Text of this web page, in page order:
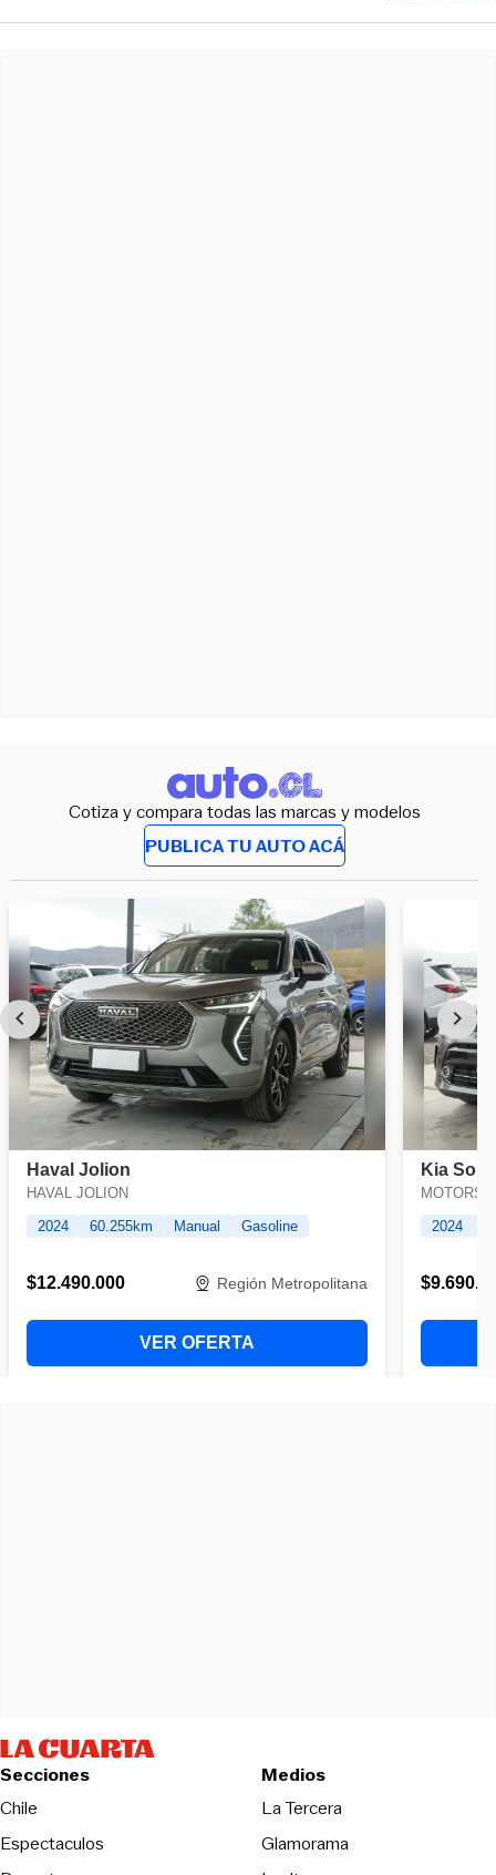
Cotiza y compara todas las marcas y modelos
PUBLICA TU AUTO ACÁ
Secciones
Chile
Espectaculos
Medios
La TerceraOpens in new
Glamorama